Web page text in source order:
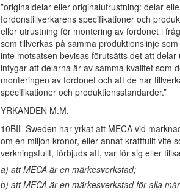
”originaldelar eller originalutrustning: delar
fordonstillverkarens specifikationer och
eller utrustning för montering av fordonet i
som tillverkas på samma produktionslinje
inte motsatsen bevisas förutsätts det att
intygar att delarna är av samma kvalitet som
monteringen av fordonet och att de har
specifikationer och produktionsstandarder.”
YRKANDEN M.M.
10BIL Sweden har yrkat att MECA vid
om en miljon kronor, eller annat kraftfullt vite
verkningsfullt, förbjuds att, var för sig eller
a) att MECA är en märkesverkstad;
b) att MECA är en märkesverkstad för alla